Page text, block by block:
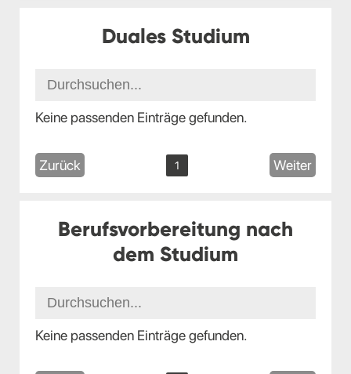
Duales Studium
Keine passenden Einträge gefunden.
Zurück 1 Weiter
Berufsvorbereitung nach
dem Studium
Keine passenden Einträge gefunden.